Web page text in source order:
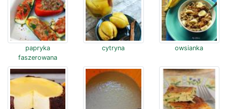
papryka
faszerowana
cytryna owsianka